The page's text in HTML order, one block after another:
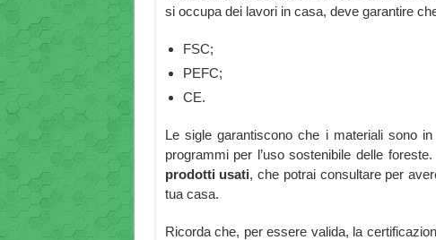
si occupa dei lavori in casa, deve garantire
FSC;
PEFC;
CE.
Le sigle garantiscono che i materiali sono
programmi per l’uso sostenibile delle foreste.
prodotti usati, che potrai consultare per
tua casa.
Ricorda che, per essere valida, la